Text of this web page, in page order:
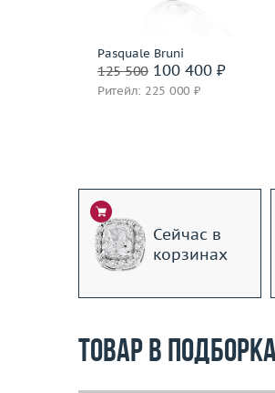
Pasquale Bruni
125 500100 400 ₽
Ритейл: 225 000 ₽
Сейчас в
корзинах
Товар в